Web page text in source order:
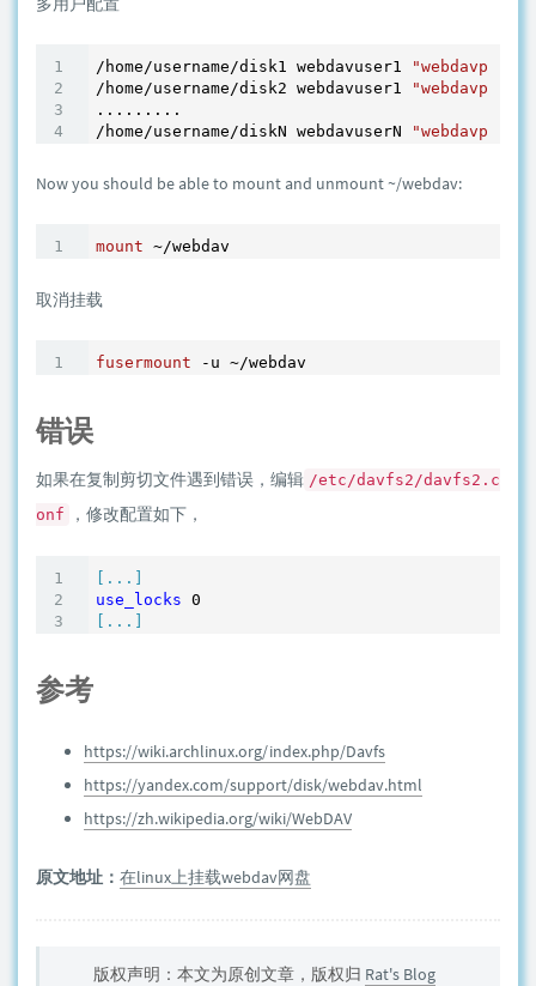
/home/username/disk1 webdavuser1
/home/username/disk2 webdavuser1
.........
/home/username/diskN webdavuserN
Now you should be able to mount and unmount ~/webdav:
mount
取消挂载
fusermount
错误
如果在复制剪切文件遇到错误，编辑 /etc/davfs2/davfs2.c
onf
，修改配置如下，
[...]
use_locks
[...]
参考
https://wiki.archlinux.org/index.php/Davfs
https://yandex.com/support/disk/webdav.html
https://zh.wikipedia.org/wiki/WebDAV
原文地址： 在linux上挂载webdav网盘
版权声明：本文为原创文章，版权归 Rat's Blog